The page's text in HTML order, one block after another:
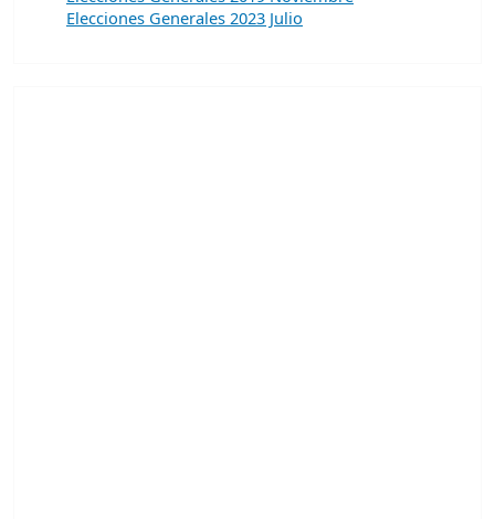
Elecciones Generales 2023 Julio